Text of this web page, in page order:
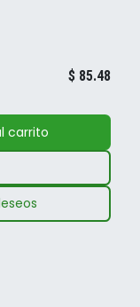
carrito
$ 85.48